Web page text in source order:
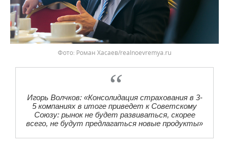
Роман Хасаев/realnoevremya.ru
Игорь Волчков: «Консолидация страхования в 3-
5 компаниях в итоге приведет к Советскому
Союзу: рынок не будет развиваться, скорее
всего, не будут предлагаться новые продукты»